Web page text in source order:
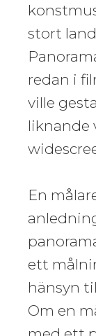
stort
redan i
ville
liknande
En
ett
hänsyn
Om en